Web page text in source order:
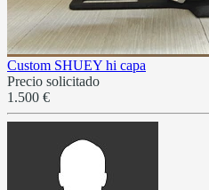
Custom SHUEY hi capa
Precio solicitado
1.500 €